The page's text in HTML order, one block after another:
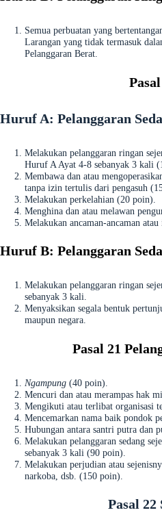
Semua perbuatan yang
Larangan yang tidak termasuk
Pelanggaran Berat.
Huruf A: Pelanggaran
Melakukan pelanggaran ringan
Huruf A Ayat 4-8 sebanyak 3 kali
Membawa dan atau
tanpa izin tertulis dari pengasuh
Melakukan perkelahian (20 poin).
Menghina dan atau melawan
Melakukan ancaman-ancaman
Huruf B: Pelanggaran
Melakukan pelanggaran ringan
sebanyak 3 kali.
Menyaksikan segala bentuk
maupun negara.
Pasal 21
Ngampung (40 poin).
Mencuri dan atau merampas hak
Mengikuti atau terlibat organisasi
Mencemarkan nama baik pondok
Hubungan antara santri putra dan
Melakukan pelanggaran sedang
sebanyak 3 kali (90 poin).
Melakukan perjudian atau
narkoba, dsb. (150 poin).
Pasal 22